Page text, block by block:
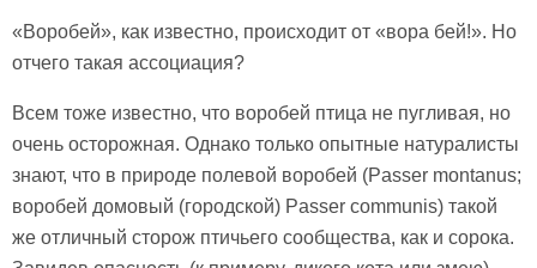
«Воробей», как известно, происходит от «вора бей!». Но
отчего такая ассоциация?
Всем тоже известно, что воробей птица не пугливая, но
очень осторожная. Однако только опытные натуралисты
знают, что в природе полевой воробей (Passer montanus;
воробей домовый (городской) Passer communis) такой
же отличный сторож птичьего сообщества, как и сорока.